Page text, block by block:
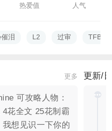
热爱值 人气
催泪 L2 过审
更多
可攻略人物：
花全文 25花制霸
想见识一下你的
更新/